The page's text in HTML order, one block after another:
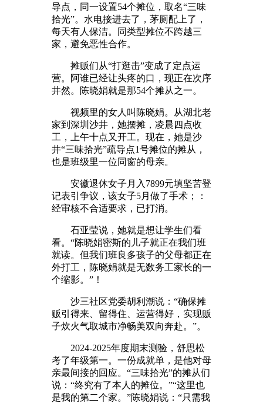
导点，同一设置54个摊位，取名“三味
拾光”。水电接进去了，茅厕配上了，
每天有人保洁。同类型摊位不跨越三
家，避免恶性合作。
摊贩们从“打逛击”变成了定点运
营。阿谁已经让头疼的口，现正在次序
井然。陈晓娟就是那54个摊从之一。
视频里的女人叫陈晓娟。从湖北老
家到深圳沙井，她摆摊，凌晨四点收
工，上午十点又开工。现在，她是沙
井“三味拾光”疏导点1号摊位的摊从，
也是班级里一位同窗的母亲。
安徽退休女子月入7899元填坚苦登
记表引争议，该女子5月做了手术；：
经审核不合适要求，已打消。
石亚莹说，她就是想让学生们看
看。“陈晓娟密斯的儿子就正在我们班
就读。但我们班良多孩子的父母都正在
外打工，陈晓娟就是无数务工家长的一
个缩影。”！
沙三社区党委胡利潮说：“确保摊
贩引得来、留得住、运营得好，实现贩
子炊火气取城市净畅美双向奔赴。”。
2024-2025年度期末测验，舒思松
考了年级第一。一份成就单，是他对母
亲最间接的回应。“三味拾光”的摊从们
说：“终究有了本人的摊位。”“这里也
是我的第二个家。”陈晓娟说：“只需我